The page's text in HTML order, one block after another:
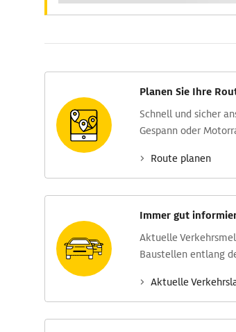
Planen Sie Ihre
Schnell und sicher
Gespann oder
Route planen
Immer gut
Aktuelle
Baustellen entlang
Aktuelle